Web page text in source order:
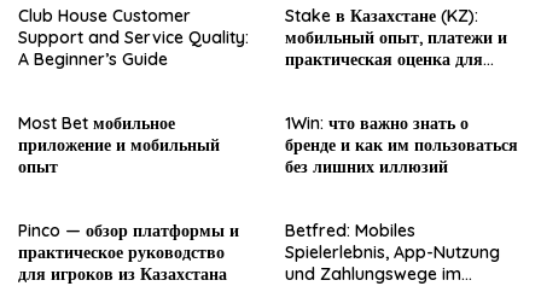
Club House Customer
Support and Service Quality:
A Beginner’s Guide
Stake в Казахстане (KZ):
мобильный опыт, платежи и
практическая оценка для
Most Bet мобильное
приложение и мобильный
опыт
1Win: что важно знать о
бренде и как им пользоваться
без лишних иллюзий
Pinco — обзор платформы и
практическое руководство
для игроков из Казахстана
Betfred: Mobiles
Spielerlebnis, App-Nutzung
und Zahlungswege im